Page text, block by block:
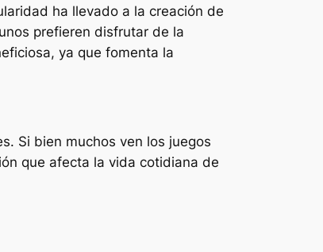
ha llevado a la creación de
prefieren disfrutar de la
ya que fomenta la
Si bien muchos ven los juegos
que afecta la vida cotidiana de